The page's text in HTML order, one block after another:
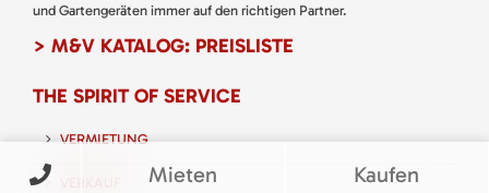
und Gartengeräten immer auf den richtigen Partner.
> M&V KATALOG: PREISLISTE
THE SPIRIT OF SERVICE
VERMIETUNG
Mieten Kaufen